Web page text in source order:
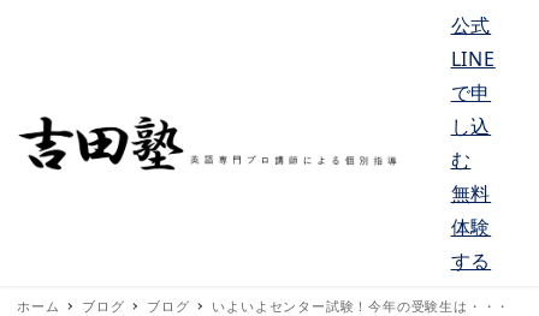
公式
LINE
で申
し込
む
無料
体験
する
ホーム ブログ ブログ いよいよセンター試験！今年の受験生は・・・